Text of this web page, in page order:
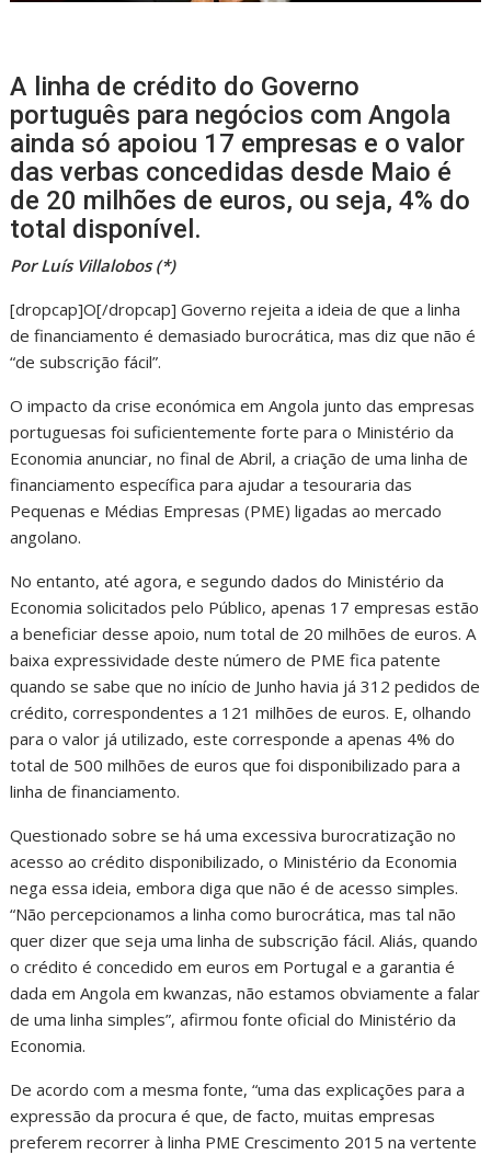
A linha de crédito do Governo
português para negócios com Angola
ainda só apoiou 17 empresas e o valor
das verbas concedidas desde Maio é
de 20 milhões de euros, ou seja, 4% do
total disponível.
Por Luís Villalobos (*)
[dropcap]O[/dropcap] Governo rejeita a ideia de que a linha
de financiamento é demasiado burocrática, mas diz que não é
“de subscrição fácil”.
O impacto da crise económica em Angola junto das empresas
portuguesas foi suficientemente forte para o Ministério da
Economia anunciar, no final de Abril, a criação de uma linha de
financiamento específica para ajudar a tesouraria das
Pequenas e Médias Empresas (PME) ligadas ao mercado
angolano.
No entanto, até agora, e segundo dados do Ministério da
Economia solicitados pelo Público, apenas 17 empresas estão
a beneficiar desse apoio, num total de 20 milhões de euros. A
baixa expressividade deste número de PME fica patente
quando se sabe que no início de Junho havia já 312 pedidos de
crédito, correspondentes a 121 milhões de euros. E, olhando
para o valor já utilizado, este corresponde a apenas 4% do
total de 500 milhões de euros que foi disponibilizado para a
linha de financiamento.
Questionado sobre se há uma excessiva burocratização no
acesso ao crédito disponibilizado, o Ministério da Economia
nega essa ideia, embora diga que não é de acesso simples.
“Não percepcionamos a linha como burocrática, mas tal não
quer dizer que seja uma linha de subscrição fácil. Aliás, quando
o crédito é concedido em euros em Portugal e a garantia é
dada em Angola em kwanzas, não estamos obviamente a falar
de uma linha simples”, afirmou fonte oficial do Ministério da
Economia.
De acordo com a mesma fonte, “uma das explicações para a
expressão da procura é que, de facto, muitas empresas
preferem recorrer à linha PME Crescimento 2015 na vertente